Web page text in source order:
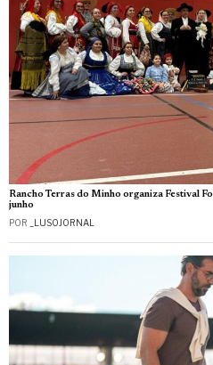
Rancho Terras do Minho organiza Festival
junho
POR _LUSOJORNAL